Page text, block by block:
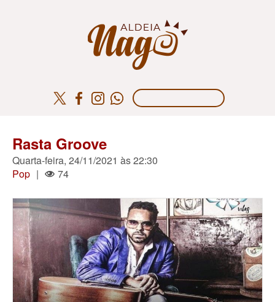
Rasta Groove
Quarta-feira, 24/11/2021 às 22:30
Pop | 74